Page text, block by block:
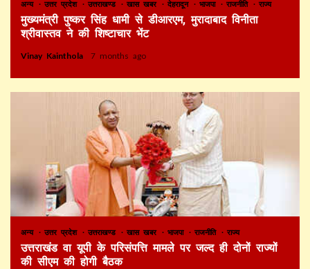
अन्य उत्तर प्रदेश उत्तराखण्ड खास खबर देहरादून भाजपा राजनीति राज्य
मुख्यमंत्री पुष्कर सिंह धामी से डीआरएम, मुरादाबाद विनीता
श्रीवास्तव ने की शिष्टाचार भेंट
Vinay Kainthola 7 months ago
अन्य उत्तर प्रदेश उत्तराखण्ड खास खबर भाजपा राजनीति राज्य
उत्तराखंड वा यूपी के परिसंपत्ति मामले पर जल्द ही दोनों राज्यों
की सीएम की होगी बैठक